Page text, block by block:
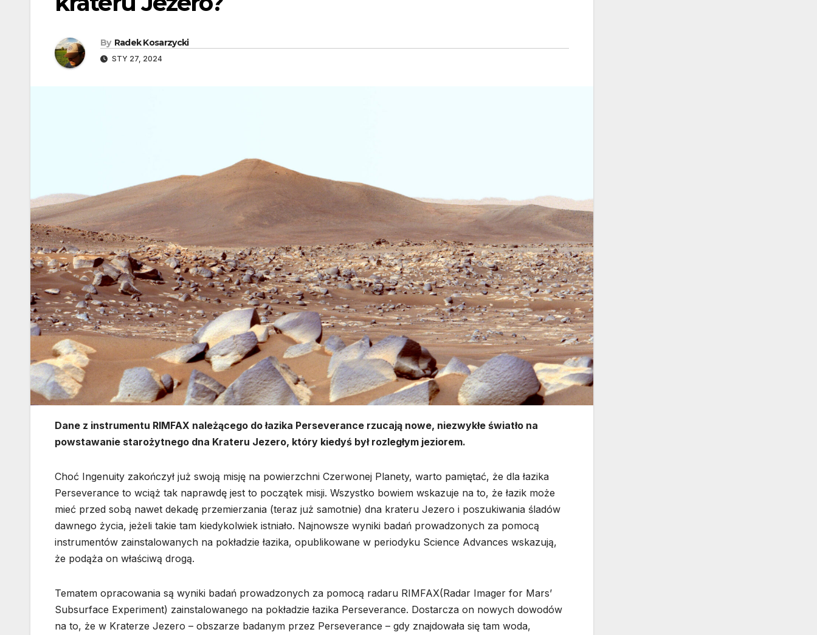
By Radek Kosarzycki
STY 27, 2024
Dane z instrumentu RIMFAX należącego do łazika Perseverance rzucają nowe, niezwykłe światło na
powstawanie starożytnego dna Krateru Jezero, który kiedyś był rozległym jeziorem.
Choć Ingenuity zakończył już swoją misję na powierzchni Czerwonej Planety, warto pamiętać, że dla łazika
Perseverance to wciąż tak naprawdę jest to początek misji. Wszystko bowiem wskazuje na to, że łazik może
mieć przed sobą nawet dekadę przemierzania (teraz już samotnie) dna krateru Jezero i poszukiwania śladów
dawnego życia, jeżeli takie tam kiedykolwiek istniało. Najnowsze wyniki badań prowadzonych za pomocą
instrumentów zainstalowanych na pokładzie łazika, opublikowane w periodyku Science Advances wskazują,
że podąża on właściwą drogą.
Tematem opracowania są wyniki badań prowadzonych za pomocą radaru RIMFAX(Radar Imager for Mars’
Subsurface Experiment) zainstalowanego na pokładzie łazika Perseverance. Dostarcza on nowych dowodów
na to, że w Kraterze Jezero – obszarze badanym przez Perseverance – gdy znajdowała się tam woda,